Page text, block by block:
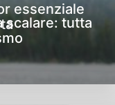
essenziale
scalare: tutta